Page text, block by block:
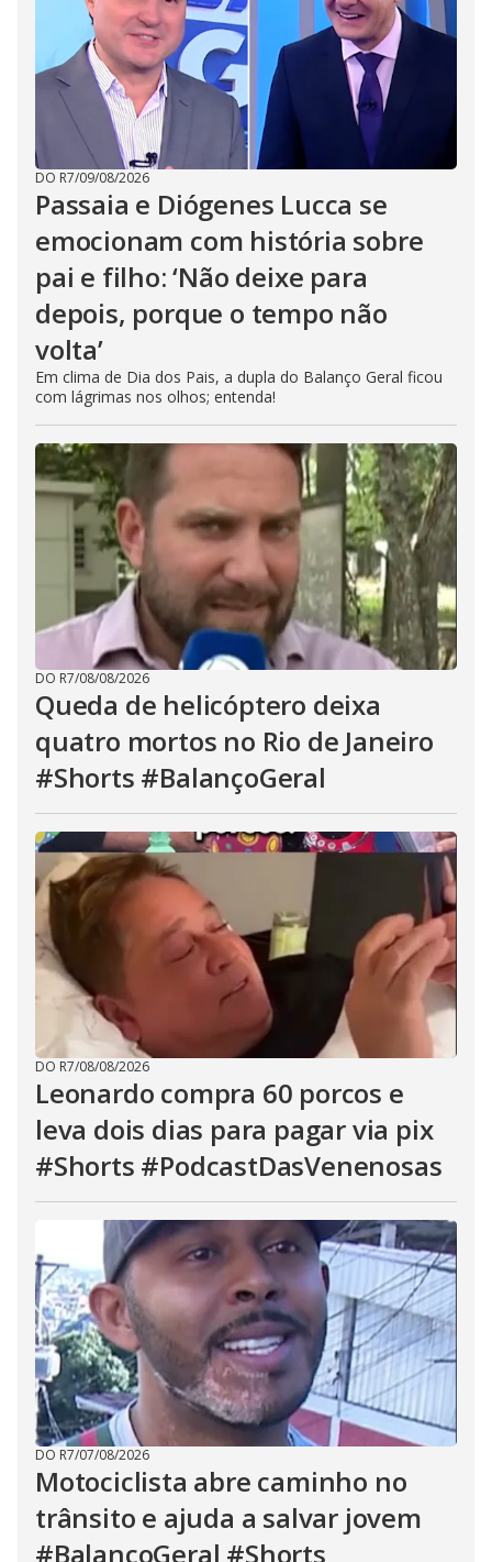
DO R7/09/08/2026
Passaia e Diógenes Lucca se
emocionam com história sobre
pai e filho: ‘Não deixe para
depois, porque o tempo não
volta’
Em clima de Dia dos Pais, a dupla do Balanço Geral ficou
com lágrimas nos olhos; entenda!
DO R7/08/08/2026
Queda de helicóptero deixa
quatro mortos no Rio de Janeiro
#Shorts #BalançoGeral
DO R7/08/08/2026
Leonardo compra 60 porcos e
leva dois dias para pagar via pix
#Shorts #PodcastDasVenenosas
DO R7/07/08/2026
Motociclista abre caminho no
trânsito e ajuda a salvar jovem
#BalançoGeral #Shorts